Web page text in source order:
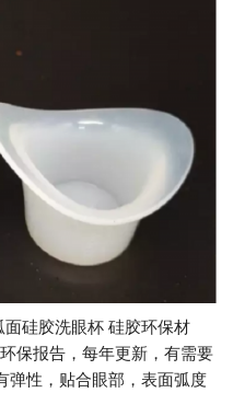
硅胶洗眼杯 硅胶环保材
保报告，每年更新，有需要
弹性，贴合眼部，表面弧度